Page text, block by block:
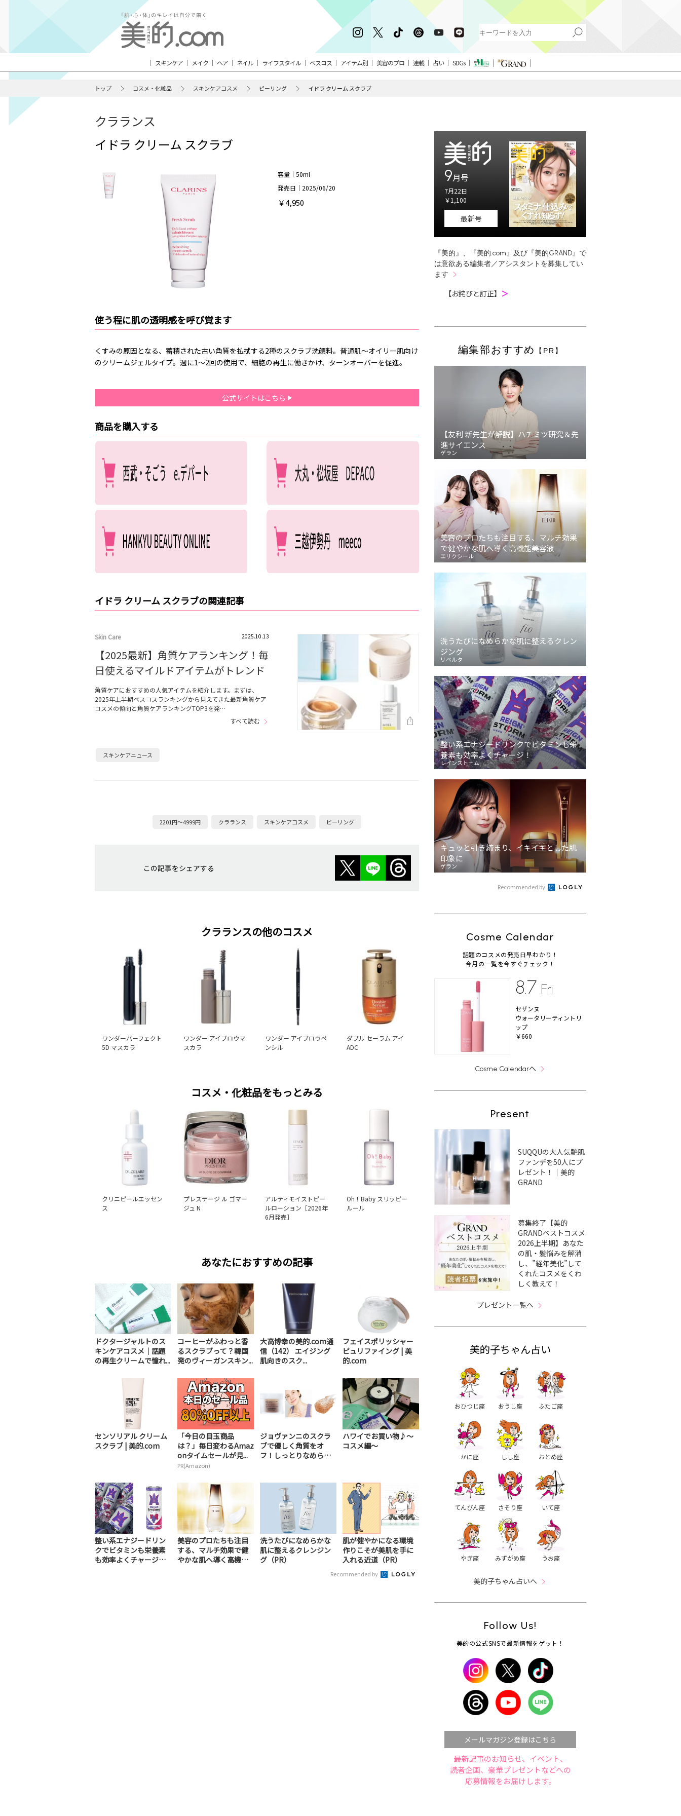
スキンケア メイク ヘア ネイル ライフスタイル ベスコス アイテム別 美容のプロ 連載 占い SDGs
トップ コスメ・化粧品 スキンケアコスメ ピーリング イドラ クリーム スクラブ
クラランス
イドラ クリーム スクラブ
容量｜50ml
発売日｜2025/06/20
￥4,950
使う程に肌の透明感を呼び覚ます
くすみの原因となる、蓄積された古い角質を払拭する2種のスクラブ洗顔料。普通肌～オイリー肌向け
のクリームジェルタイプ。週に1～2回の使用で、細胞の再生に働きかけ、ターンオーバーを促進。
公式サイトはこちら
商品を購入する
イドラ クリーム スクラブの関連記事
Skin Care 2025.10.13
【2025最新】角質ケアランキング！毎
日使えるマイルドアイテムがトレンド
角質ケアにおすすめの人気アイテムを紹介します。まずは、
2025年上半期ベスコスランキングから見えてきた最新角質ケア
コスメの傾向と角質ケアランキングTOP3を発…
すべて読む
スキンケアニュース
2201円～4999円 クラランス スキンケアコスメ ピーリング
この記事をシェアする
クラランスの他のコスメ
ワンダーパーフェクト
5D マスカラ
ワンダー アイブロウマ
スカラ
ワンダー アイブロウペ
ンシル
ダブル セーラム アイ
ADC
コスメ・化粧品をもっとみる
クリニピールエッセン
ス
プレステージ ル ゴマー
ジュ N
アルティモイストピー
ルローション［2026年
6月発売］
Oh！Baby スリッピー
ルール
あなたにおすすめの記事
ドクタージャルトのス
キンケアコスメ｜話題
の再生クリームで憧れ...
コーヒーがふわっと香
るスクラブって？韓国
発のヴィーガンスキン...
大高博幸の美的.com通
信（142） エイジング
肌向きのスク...
フェイスポリッシャー
ピュリファイング | 美
的.com
センソリアル クリーム
スクラブ | 美的.com
「今日の目玉商品
は？」毎日変わるAmaz
onタイムセールが見...
PR(Amazon)
ジョヴァンニのスクラ
ブで優しく角質をオ
フ！しっとりなめらか
ハワイでお買い物♪～
コスメ編～
整い系エナジードリン
クでビタミンも栄養素
も効率よくチャージ！
美容のプロたちも注目
する、マルチ効果で健
やかな肌へ導く高機能
洗うたびになめらかな
肌に整えるクレンジン
グ（PR）
肌が健やかになる環境
作りこそが美肌を手に
入れる近道（PR）
Recommended by
9月号
7月22日
￥1,100
最新号
『美的』、『美的.com』及び『美的GRAND』で
は意欲ある編集者／アシスタントを募集してい
ます
【お詫びと訂正】 ＞
編集部おすすめ 【PR】
【友利 新先生が解説】ハチミツ研究＆先
進サイエンス
ゲラン
美容のプロたちも注目する、マルチ効果
で健やかな肌へ導く高機能美容液
エリクシール
洗うたびになめらかな肌に整えるクレン
ジング
リベルタ
整い系エナジードリンクでビタミンも栄
養素も効率よくチャージ！
レインストーム
キュッと引き締まり、イキイキとした肌
印象に
ゲラン
Recommended by
Cosme Calendar
話題のコスメの発売日早わかり！
今月の一覧を今すぐチェック！
8.7 Fri
セザンヌ
ウォータリーティントリ
ップ
￥660
Cosme Calendarへ
Present
SUQQUの大人気艶肌
ファンデを50人にプ
レゼント！｜美的
GRAND
募集終了【美的
GRANDベストコスメ
2026上半期】あなた
の肌・髪悩みを解消
し、”経年美化”して
くれたコスメをくわ
しく教えて！
プレゼント一覧へ
美的子ちゃん占い
おひつじ座 おうし座 ふたご座
かに座 しし座 おとめ座
てんびん座 さそり座 いて座
やぎ座 みずがめ座 うお座
美的子ちゃん占いへ
Follow Us!
美的の公式SNSで最新情報をゲット！
メールマガジン登録はこちら
最新記事のお知らせ、イベント、
読者企画、豪華プレゼントなどへの
応募情報をお届けします。